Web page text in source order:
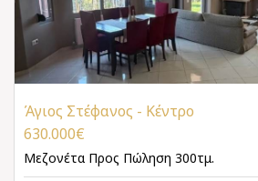
Άγιος Στέφανος - Κέντρο
630.000€
Μεζονέτα Προς Πώληση 300τμ.